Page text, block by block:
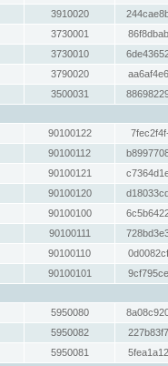
3910020
3730001
3730010
3790020
3500031
90100122
90100112
90100121
90100120
90100100
90100111
90100110
90100101
5950080
5950082
5950081